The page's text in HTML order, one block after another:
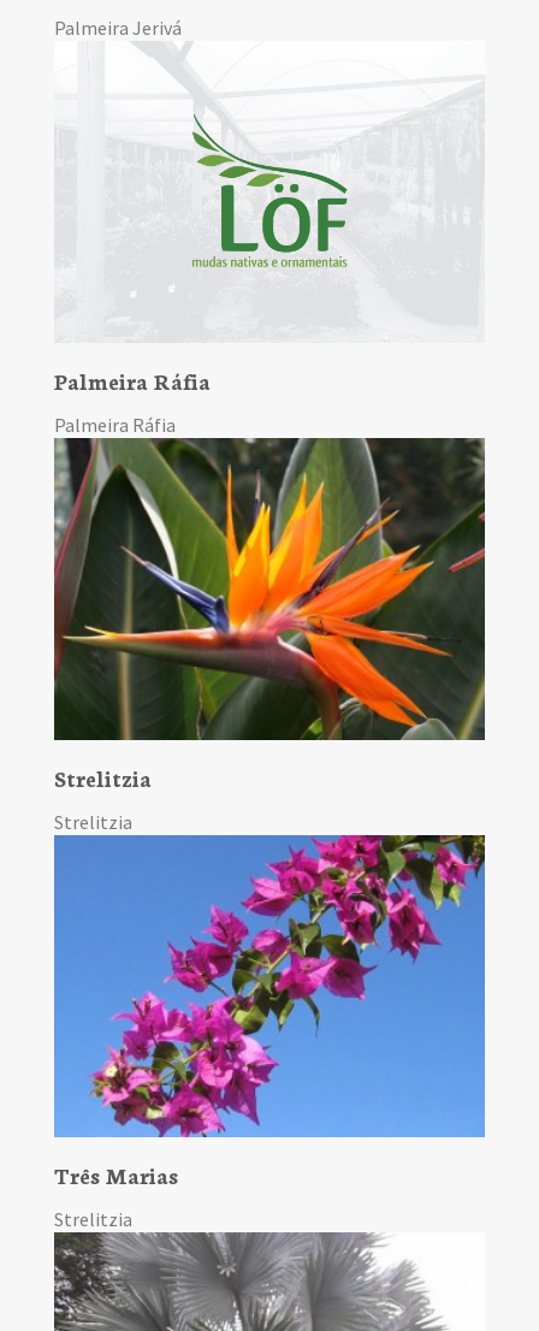
Palmeira Jerivá
Palmeira Ráfia
Palmeira Ráfia
Strelitzia
Strelitzia
Três Marias
Strelitzia